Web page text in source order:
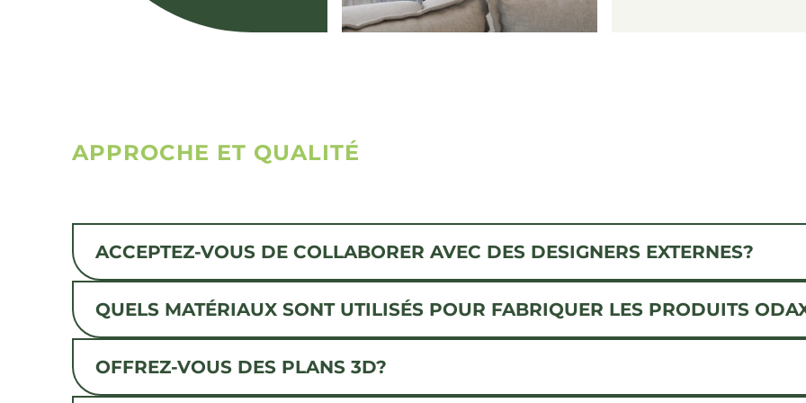
APPROCHE ET QUALITÉ
ACCEPTEZ-VOUS DE COLLABORER AVEC DES DESIGNERS EXTERNES?
QUELS MATÉRIAUX SONT UTILISÉS POUR FABRIQUER LES PRODUITS
OFFREZ-VOUS DES PLANS 3D?